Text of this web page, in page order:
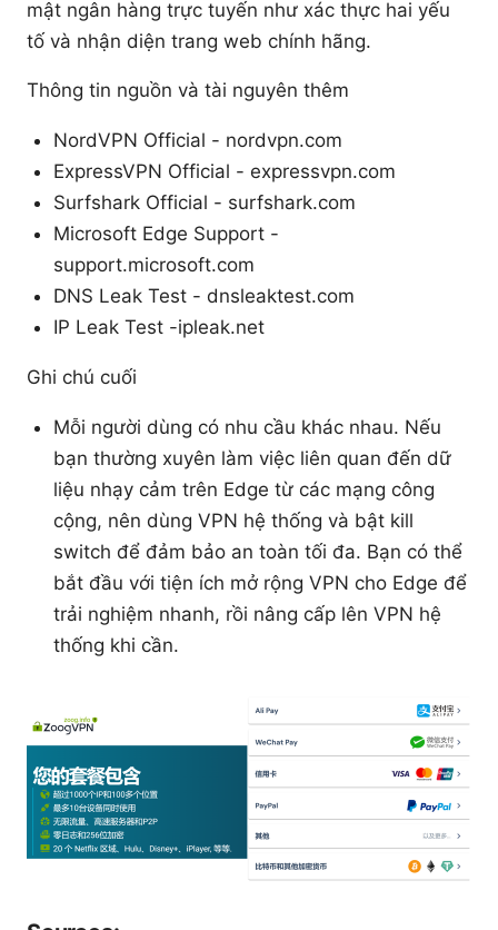
mật ngân hàng trực tuyến như xác thực hai yếu
tố và nhận diện trang web chính hãng.
Thông tin nguồn và tài nguyên thêm
NordVPN Official - nordvpn.com
ExpressVPN Official - expressvpn.com
Surfshark Official - surfshark.com
Microsoft Edge Support -
support.microsoft.com
DNS Leak Test - dnsleaktest.com
IP Leak Test -ipleak.net
Ghi chú cuối
Mỗi người dùng có nhu cầu khác nhau. Nếu
bạn thường xuyên làm việc liên quan đến dữ
liệu nhạy cảm trên Edge từ các mạng công
cộng, nên dùng VPN hệ thống và bật kill
switch để đảm bảo an toàn tối đa. Bạn có thể
bắt đầu với tiện ích mở rộng VPN cho Edge để
trải nghiệm nhanh, rồi nâng cấp lên VPN hệ
thống khi cần.